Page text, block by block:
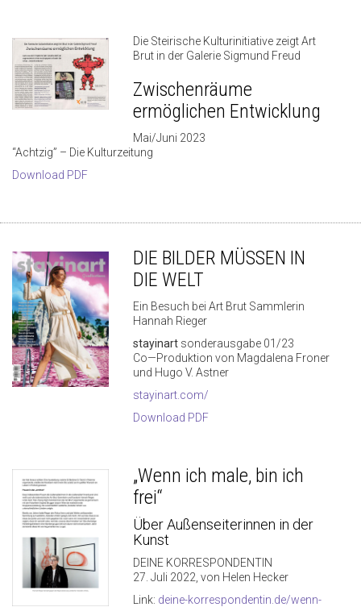
Die Steirische Kulturinitiative zeigt Art
Brut in der Galerie Sigmund Freud
Zwischenräume
ermöglichen Entwicklung
Mai/Juni 2023
“Achtzig” – Die Kulturzeitung
Download PDF
DIE BILDER MÜSSEN IN
DIE WELT
Ein Besuch bei Art Brut Sammlerin
Hannah Rieger
stayinart sonderausgabe 01/23
Co—Produktion von Magdalena Froner
und Hugo V. Astner
stayinart.com/
Download PDF
„Wenn ich male, bin ich
frei“
Über Außenseiterinnen in der
Kunst
DEINE KORRESPONDENTIN
27. Juli 2022, von Helen Hecker
Link: deine-korrespondentin.de/wenn-